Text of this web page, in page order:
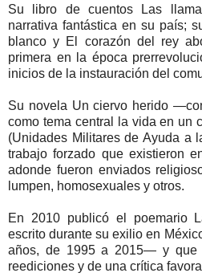
Su libro de cuentos Las
narrativa fantástica en su país;
blanco y El corazón del rey
primera en la época
inicios de la instauración del
Su novela Un ciervo herido
como tema central la vida en un
(Unidades Militares de Ayuda a
trabajo forzado que existieron
adonde fueron enviados
lumpen, homosexuales y otros.
En 2010 publicó el poemario
escrito durante su exilio en
años, de 1995 a 2015— y que
reediciones y de una crítica